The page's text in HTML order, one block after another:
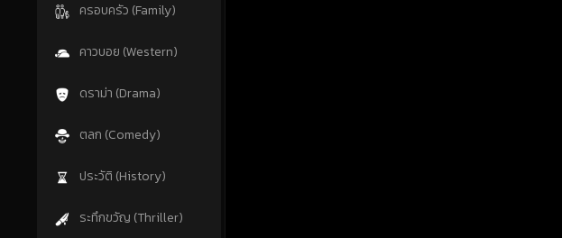
ครอบครัว (Family)
คาวบอย (Western)
ดราม่า (Drama)
ตลก (Comedy)
ประวัติ (History)
ระทึกขวัญ (Thriller)